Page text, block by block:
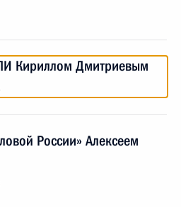
Кириллом Дмитриевым
России» Алексеем